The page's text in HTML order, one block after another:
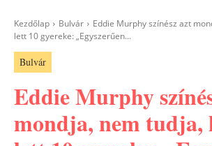
Kezdőlap Bulvár
Eddie Murphy színész azt
lett 10 gyereke: „Egyszerűen...
Bulvár
Eddie Murphy
mondja, nem tudja,